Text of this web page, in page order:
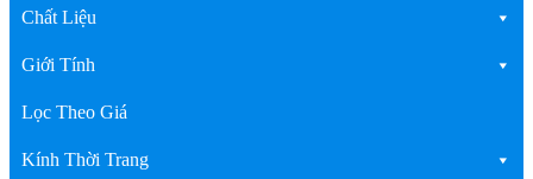
Chất Liệu
Giới Tính
Lọc Theo Giá
Kính Thời Trang